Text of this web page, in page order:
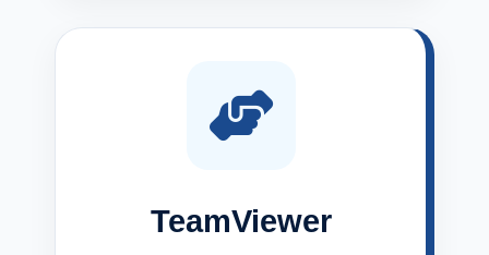
TeamViewer